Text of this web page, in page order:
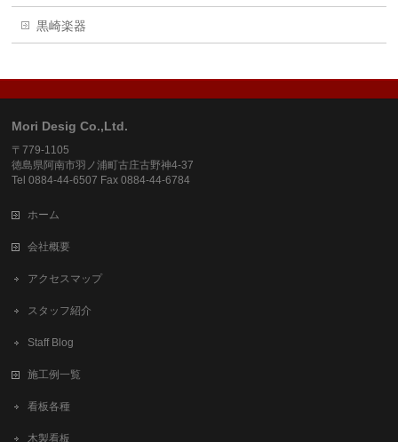
黒崎楽器
Mori Desig Co.,Ltd.
〒779-1105
徳島県阿南市羽ノ浦町古庄古野神4-37
Tel 0884-44-6507 Fax 0884-44-6784
ホーム
会社概要
アクセスマップ
スタッフ紹介
Staff Blog
施工例一覧
看板各種
木製看板